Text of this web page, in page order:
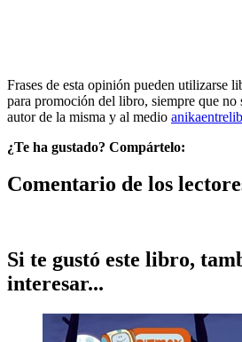
Frases de esta opinión pueden utilizarse
para promoción del libro, siempre que no
autor de la misma y al medio
¿Te ha gustado? Compártelo:
Comentario de los
Si te gustó este libro,
interesar...